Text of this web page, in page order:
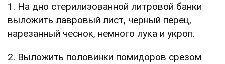
1. На дно стерилизованной литровой банки
выложить лавровый лист, черный перец,
нарезанный чеснок, немного лука и укроп.
2. Выложить половинки помидоров срезом